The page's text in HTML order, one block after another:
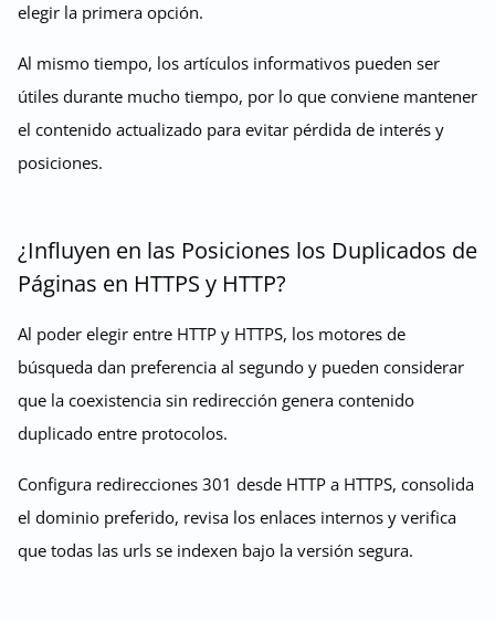
elegir la primera opción.
Al mismo tiempo, los artículos informativos pueden ser
útiles durante mucho tiempo, por lo que conviene mantener
el contenido actualizado para evitar pérdida de interés y
posiciones.
¿Influyen en las Posiciones los Duplicados de
Páginas en HTTPS y HTTP?
Al poder elegir entre HTTP y HTTPS, los motores de
búsqueda dan preferencia al segundo y pueden considerar
que la coexistencia sin redirección genera contenido
duplicado entre protocolos.
Configura redirecciones 301 desde HTTP a HTTPS, consolida
el dominio preferido, revisa los enlaces internos y verifica
que todas las urls se indexen bajo la versión segura.